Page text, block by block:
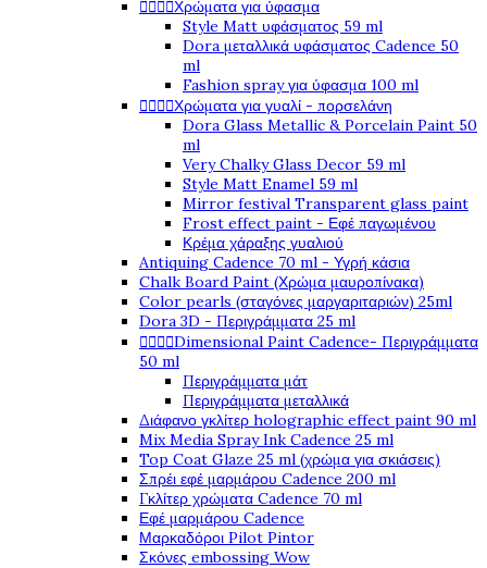
   Χρώματα για ύφασμα
Style Matt υφάσματος 59 ml
Dora μεταλλικά υφάσματος Cadence 50
ml
Fashion spray για ύφασμα 100 ml
   Χρώματα για γυαλί - πορσελάνη
Dora Glass Metallic & Porcelain Paint 50
ml
Very Chalky Glass Decor 59 ml
Style Matt Enamel 59 ml
Mirror festival Transparent glass paint
Frost effect paint - Εφέ παγωμένου
Κρέμα χάραξης γυαλιού
Antiquing Cadence 70 ml - Υγρή κάσια
Chalk Board Paint (Χρώμα μαυροπίνακα)
Color pearls (σταγόνες μαργαριταριών) 25ml
Dora 3D - Περιγράμματα 25 ml
   Dimensional Paint Cadence- Περιγράμματα
50 ml
Περιγράμματα μάτ
Περιγράμματα μεταλλικά
Διάφανο γκλίτερ holographic effect paint 90 ml
Mix Media Spray Ink Cadence 25 ml
Top Coat Glaze 25 ml (χρώμα για σκιάσεις)
Σπρέι εφέ μαρμάρου Cadence 200 ml
Γκλίτερ χρώματα Cadence 70 ml
Εφέ μαρμάρου Cadence
Μαρκαδόροι Pilot Pintor
Σκόνες embossing Wow